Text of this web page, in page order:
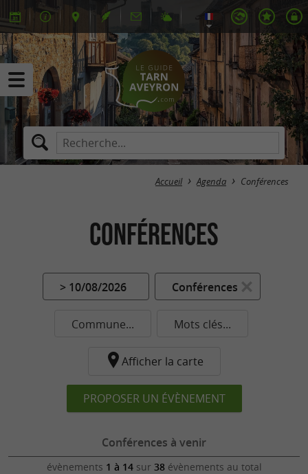
Accueil Agenda Conférences
Conférences
> 10/08/2026 Conférences
Commune... Mots clés...
Afficher la carte
PROPOSER UN ÉVÈNEMENT
Conférences à venir
évènements 1 à 14sur 38évènements au total